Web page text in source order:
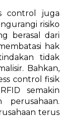
control juga
risiko
berasal dari
hak
tidak
Bahkan,
control fisik
semakin
perusahaan.
terus